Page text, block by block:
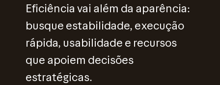
Eficiência vai além da aparência:
busque estabilidade, execução
rápida, usabilidade e recursos
que apoiem decisões
estratégicas.